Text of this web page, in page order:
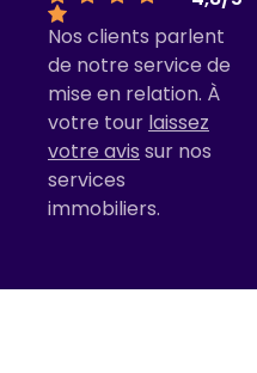
Nos clients parlent
de notre service de
mise en relation. À
votre tour laissez
votre avis sur nos
services
immobiliers.
compétent de ma
région. Moins d’une
semaine plus tard,
mon local
commercial était
en ligne avec de
belles photos et
une stratégie
claire.